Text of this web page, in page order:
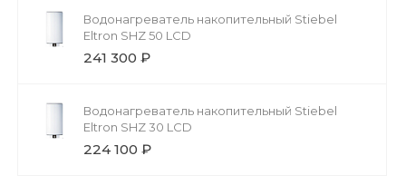
Водонагреватель накопительный Stiebel
Eltron SHZ 50 LCD
241 300 ₽
Водонагреватель накопительный Stiebel
Eltron SHZ 30 LCD
224 100 ₽